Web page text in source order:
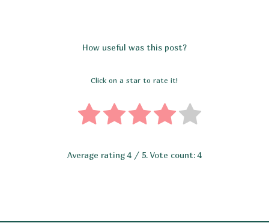
How useful was this post?
Click on a star to rate it!
Average rating4/ 5. Vote count:4